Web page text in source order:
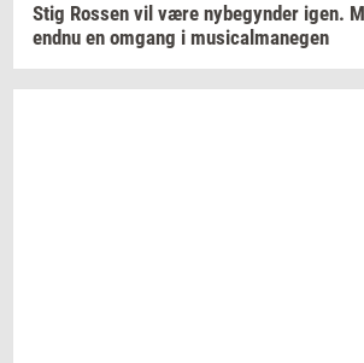
Stig Ros­sen vil være ny­be­gyn­der igen.
endnu en om­gang i mu­si­cal­ma­ne­gen